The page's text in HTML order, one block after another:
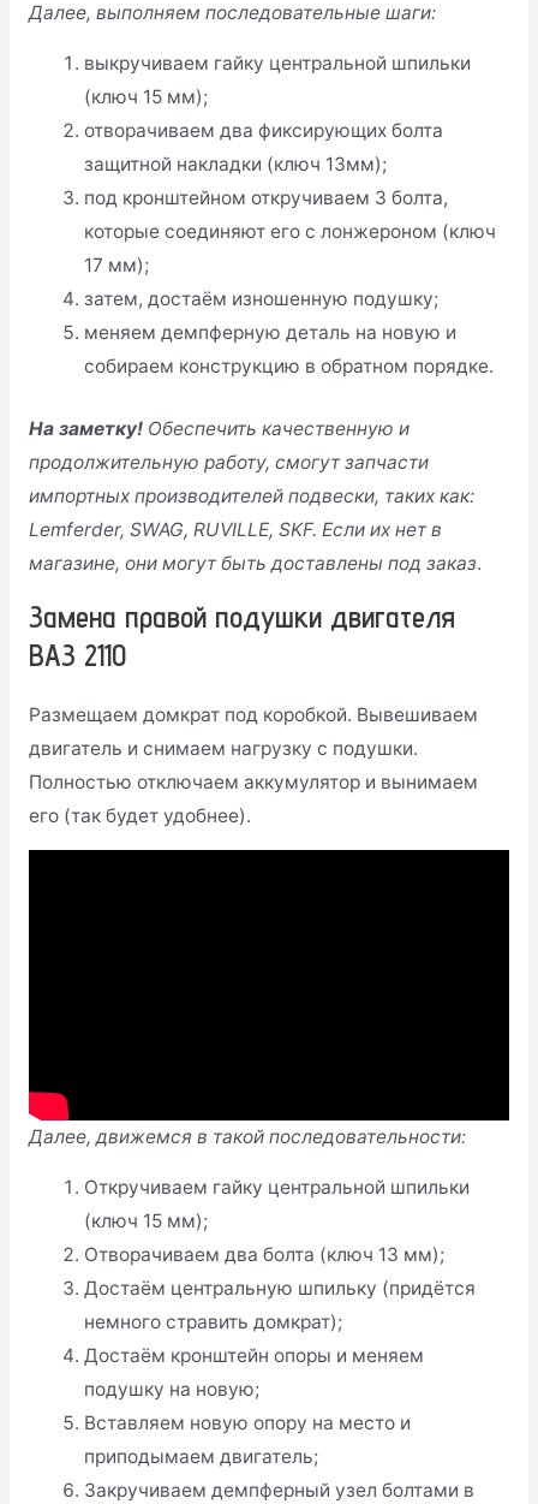
Далее, выполняем последовательные шаги:
выкручиваем гайку центральной шпильки
(ключ 15 мм);
отворачиваем два фиксирующих болта
защитной накладки (ключ 13мм);
под кронштейном откручиваем 3 болта,
которые соединяют его с лонжероном (ключ
17 мм);
затем, достаём изношенную подушку;
меняем демпферную деталь на новую и
собираем конструкцию в обратном порядке.
На заметку!Обеспечить качественную и
продолжительную работу, смогут запчасти
импортных производителей подвески, таких как:
Lemferder, SWAG, RUVILLE, SKF. Если их нет в
магазине, они могут быть доставлены под заказ.
Замена правой подушки двигателя
ВАЗ 2110
Размещаем домкрат под коробкой. Вывешиваем
двигатель и снимаем нагрузку с подушки.
Полностью отключаем аккумулятор и вынимаем
его (так будет удобнее).
Далее, движемся в такой последовательности:
Откручиваем гайку центральной шпильки
(ключ 15 мм);
Отворачиваем два болта (ключ 13 мм);
Достаём центральную шпильку (придётся
немного стравить домкрат);
Достаём кронштейн опоры и меняем
подушку на новую;
Вставляем новую опору на место и
приподымаем двигатель;
Закручиваем демпферный узел болтами в